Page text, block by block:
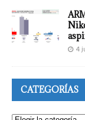
4
CATEGORÍAS